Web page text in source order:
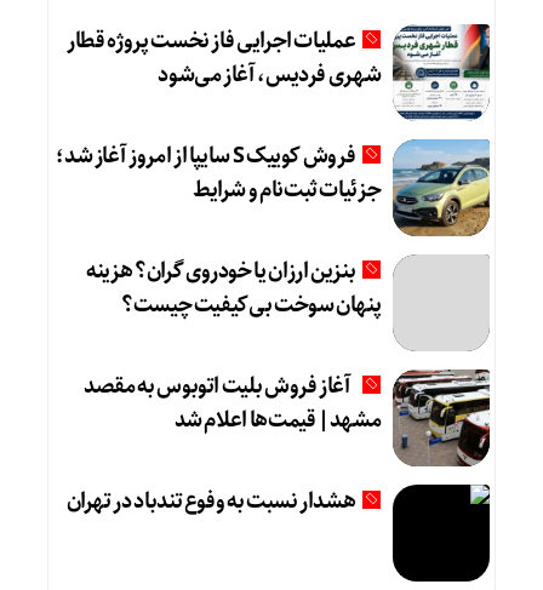
عملیات اجرایی فاز نخست پروژه قطار
شهری فردیس، آغاز می‌شود
فروش کوییک S سایپا از امروز آغاز شد؛
جزئیات ثبت‌نام و شرایط
بنزین ارزان یا خودروی گران؟ هزینه
پنهان سوخت بی‌کیفیت چیست؟
آغاز فروش بلیت اتوبوس به مقصد
مشهد| قیمت‌ها اعلام شد
هشدار نسبت به وفوع تندباد در تهران